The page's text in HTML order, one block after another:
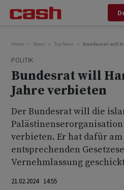
Home News Top News Bundesrat will
POLITIK
Bundesrat will
Jahre verbieten
Der Bundesrat will die
verbieten. Er hat dafür
entsprechenden
Vernehmlassung
21.02.2024 14:55